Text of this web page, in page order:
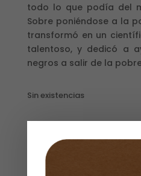
todo lo que podía del
Sobre poniéndose a la
transformó en un
talentoso, y dedicó a
negros a salir de la
Sin existencias
Descripción